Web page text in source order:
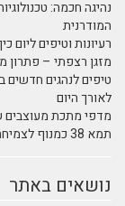
המודרנית
רעיונות וטיפים ליום
מזגן רצפתי – פתרון
טיפים לנהגים חדשים
לאורך היום
מדפי מתכת מעוצבים
תמא 38 כמנוף לצמיחה כלכלית
נושאים באתר